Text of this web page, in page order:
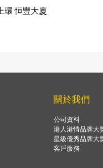
上環 恒豐大廈
關於我們
公司資料
港人港情品牌大
星級優秀品牌大
客戶服務